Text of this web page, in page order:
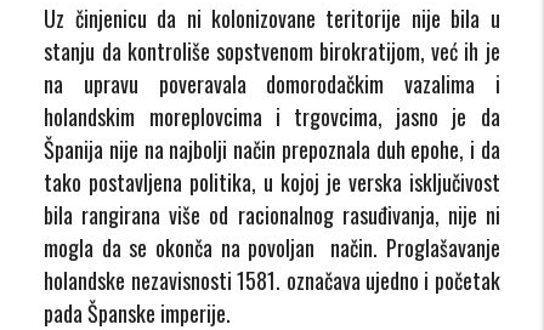
Uz činjenicu da ni kolonizovane teritorije nije bila u
stanju da kontroliše sopstvenom birokratijom, već ih je
na upravu poveravala domorodačkim vazalima i
holandskim moreplovcima i trgovcima, jasno je da
Španija nije na najbolji način prepoznala duh epohe, i da
tako postavljena politika, u kojoj je verska isključivost
bila rangirana više od racionalnog rasuđivanja, nije ni
mogla da se okonča na povoljan način. Proglašavanje
holandske nezavisnosti 1581. označava ujedno i početak
pada Španske imperije.